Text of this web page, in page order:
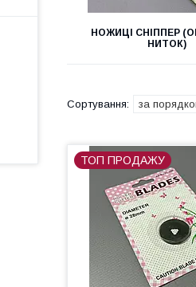
НОЖИЦІ СНІППЕР
НИТОК)
ТОП ПРОДАЖУ